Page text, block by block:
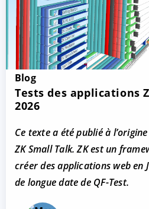
Blog
Tests des applications
2026
Ce texte a été publié à
ZK Small Talk.ZKest un
créer des applications web en
de longue date de QF-Test.